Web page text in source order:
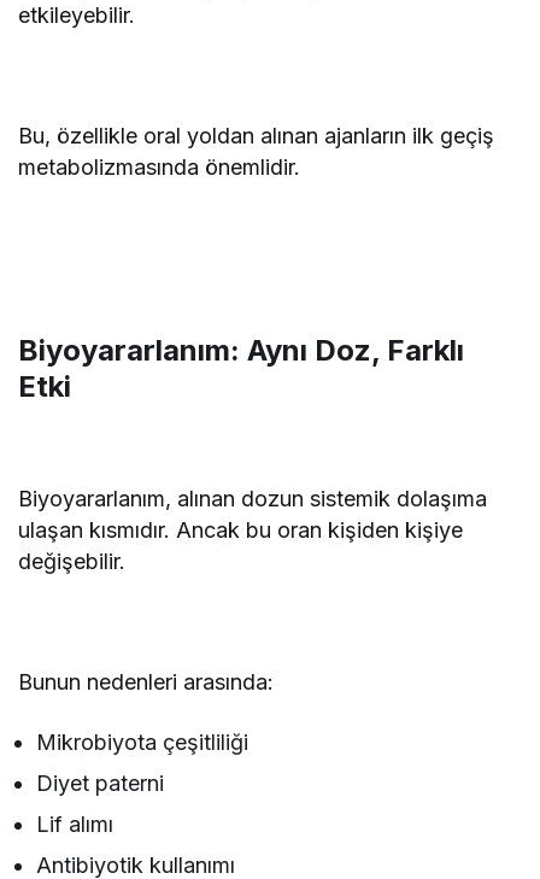
etkileyebilir.
Bu, özellikle oral yoldan alınan ajanların ilk geçiş
metabolizmasında önemlidir.
Biyoyararlanım: Aynı Doz, Farklı
Etki
Biyoyararlanım, alınan dozun sistemik dolaşıma
ulaşan kısmıdır. Ancak bu oran kişiden kişiye
değişebilir.
Bunun nedenleri arasında:
Mikrobiyota çeşitliliği
Diyet paterni
Lif alımı
Antibiyotik kullanımı